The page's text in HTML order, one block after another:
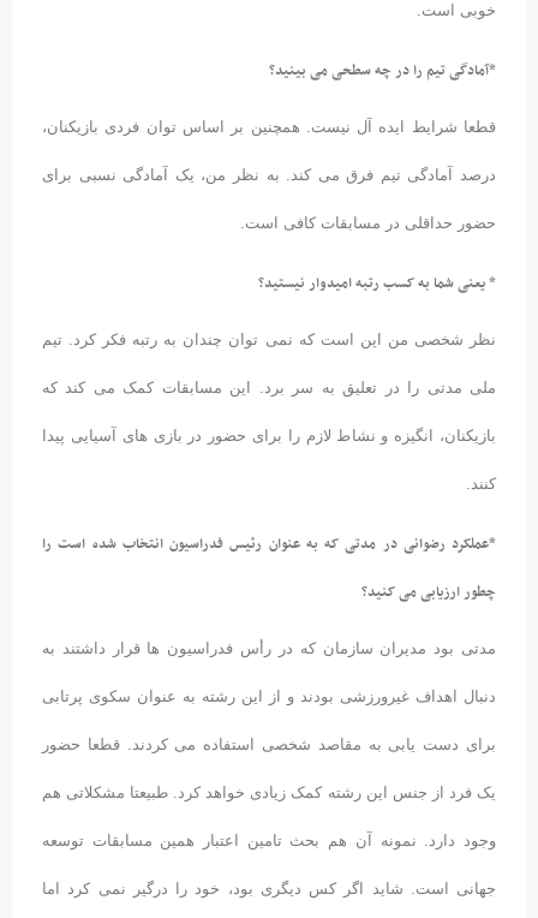
خوبی است.
*آمادگی تیم را در چه سطحی می بینید؟
قطعا شرایط ایده آل نیست. همچنین بر اساس توان فردی بازیکنان،
درصد آمادگی تیم فرق می کند. به نظر من، یک آمادگی نسبی برای
حضور حداقلی در مسابقات کافی است.
* یعنی شما به کسب رتبه امیدوار نیستید؟
نظر شخصی من این است که نمی توان چندان به رتبه فکر کرد. تیم
ملی مدتی را در تعلیق به سر برد. این مسابقات کمک می کند که
بازیکنان، انگیزه و نشاط لازم را برای حضور در بازی های آسیایی پیدا
کنند.
*عملکرد رضوانی در مدتی که به عنوان رئیس فدراسیون انتخاب شده است را
چطور ارزیابی می کنید؟
مدتی بود مدیران سازمان که در رأس فدراسیون ها قرار داشتند به
دنبال اهداف غیرورزشی بودند و از این رشته به عنوان سکوی پرتابی
برای دست یابی به مقاصد شخصی استفاده می کردند. قطعا حضور
یک فرد از جنس این رشته کمک زیادی خواهد کرد. طبیعتا مشکلاتی هم
وجود دارد. نمونه آن هم بحث تامین اعتبار همین مسابقات توسعه
جهانی است. شاید اگر کس دیگری بود، خود را درگیر نمی کرد اما